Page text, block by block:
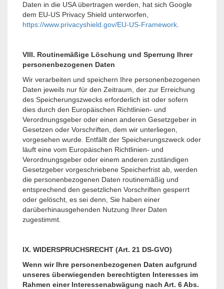
Daten in die USA übertragen werden, hat sich Google
dem EU-US Privacy Shield unterworfen,
https://www.privacyshield.gov/EU-US-Framework
VIII. Routinemäßige Löschung und Sperrung Ihrer
personenbezogenen Daten
Wir verarbeiten und speichern Ihre personenbezogenen
Daten jeweils nur für den Zeitraum, der zur Erreichung
des Speicherungszwecks erforderlich ist oder sofern
dies durch den Europäischen Richtlinien- und
Verordnungsgeber oder einen anderen Gesetzgeber in
Gesetzen oder Vorschriften, dem wir unterliegen,
vorgesehen wurde. Entfällt der Speicherungszweck oder
läuft eine vom Europäischen Richtlinien- und
Verordnungsgeber oder einem anderen zuständigen
Gesetzgeber vorgeschriebene Speicherfrist ab, werden
die personenbezogenen Daten routinemäßig und
entsprechend den gesetzlichen Vorschriften gesperrt
oder gelöscht, es sei denn, Sie haben einer
darüberhinausgehenden Nutzung Ihrer Daten
zugestimmt.
IX. WIDERSPRUCHSRECHT (Art. 21 DS-GVO)
Wenn wir Ihre personenbezogenen Daten aufgrund
unseres überwiegenden berechtigten Interesses im
Rahmen einer Interessenabwägung nach Art. 6 Abs.